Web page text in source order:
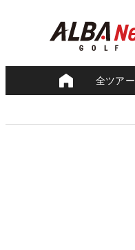
全ツアー